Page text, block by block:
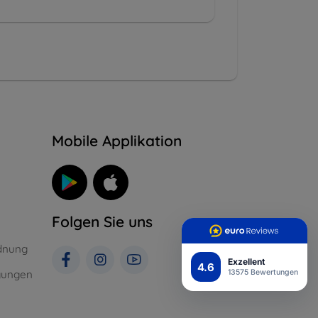
4.6 Exzellent
13575 Bewertungen
Mobile Applikation
Folgen Sie uns